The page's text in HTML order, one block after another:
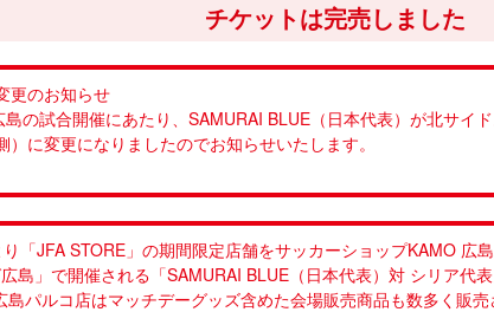
チケットは完売しました
更のお知らせ
の試合開催にあたり、SAMURAI BLUE（日本代表）が北サイ
に変更になりましたのでお知らせいたします。
「JFA STORE」の期間限定店舗をサッカーショップKAMO 広
島」で開催される「SAMURAI BLUE（日本代表）対 シリア代
島パルコ店はマッチデーグッズ含めた会場販売商品も数多く販